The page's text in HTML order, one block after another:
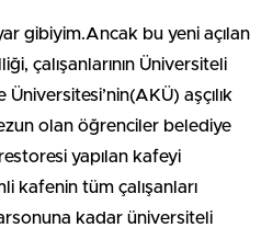
gibiyim.Ancak bu yeni açılan
çalışanlarının Üniversiteli
aşçılık
olan öğrenciler belediye
yapılan kafeyi
kafenin tüm çalışanları
kadar üniversiteli